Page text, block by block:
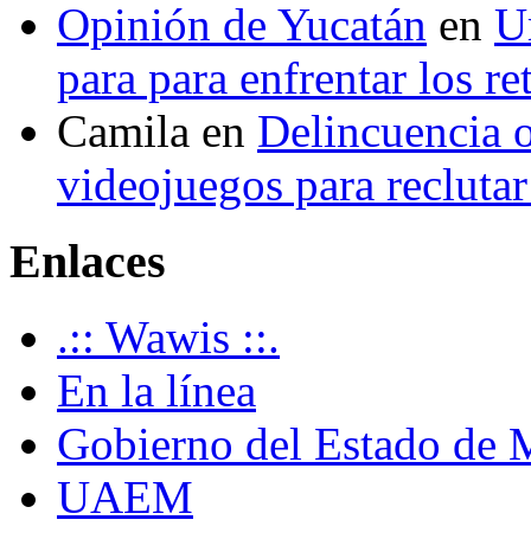
Opinión de Yucatán en
para para enfrentar los
Camila en Delincuencia
videojuegos para
Enlaces
.:: Wawis ::.
En la línea
Gobierno del Estado de
UAEM